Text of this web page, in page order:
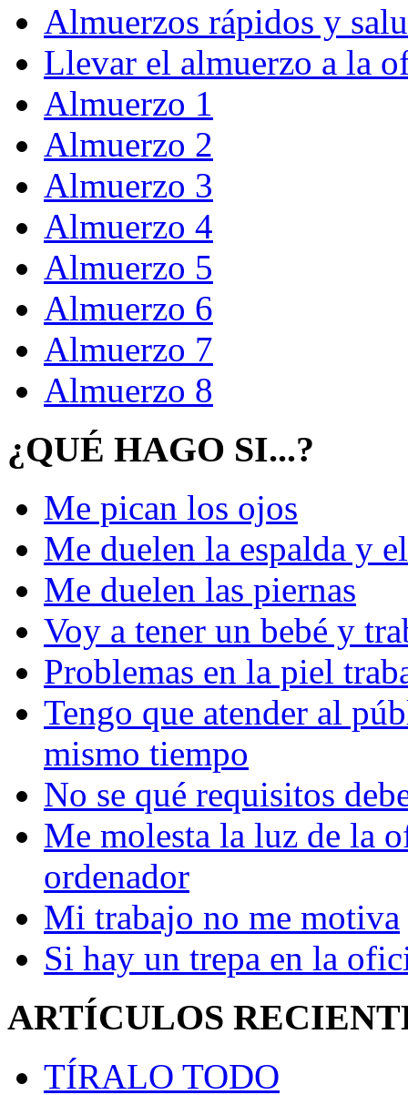
Almuerzos rápidos y
Llevar el almuerzo a la
Almuerzo 1
Almuerzo 2
Almuerzo 3
Almuerzo 4
Almuerzo 5
Almuerzo 6
Almuerzo 7
Almuerzo 8
¿QUÉ HAGO SI...?
Me pican los ojos
Me duelen la espalda y
Me duelen las piernas
Voy a tener un bebé y
Problemas en la piel
Tengo que atender al
mismo tiempo
No se qué requisitos
Me molesta la luz de la
ordenador
Mi trabajo no me motiva
Si hay un trepa en la
ARTÍCULOS
TÍRALO TODO